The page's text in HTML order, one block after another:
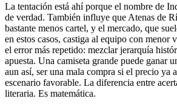
La tentación está ahí porque el nombre de
de verdad. También influye que Atenas de
bastante menos cartel, y el mercado, que
en estos casos, castiga al equipo con menor
el error más repetido: mezclar jerarquía
apuesta. Una camiseta grande puede ganar
aun así, ser una mala compra si el precio ya
escenario favorable. La diferencia entre
literaria. Es matemática.